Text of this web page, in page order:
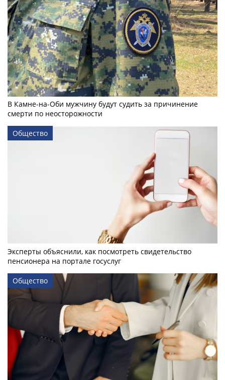
В Камне-на-Оби мужчину будут судить за причинение
смерти по неосторожности
Общество
Эксперты объяснили, как посмотреть свидетельство
пенсионера на портале госуслуг
Общество